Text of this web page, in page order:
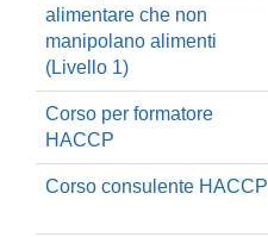
alimentare che non
manipolano alimenti
(Livello 1)
Corso per formatore
HACCP
Corso consulente HACCP